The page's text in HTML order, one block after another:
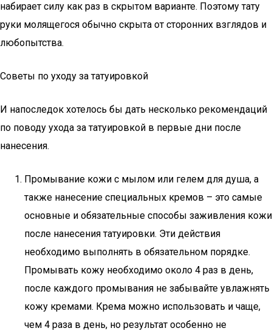
набирает силу как раз в скрытом варианте. Поэтому тату
руки молящегося обычно скрыта от сторонних взглядов и
любопытства.
Советы по уходу за татуировкой
И напоследок хотелось бы дать несколько рекомендаций
по поводу ухода за татуировкой в первые дни после
нанесения.
Промывание кожи с мылом или гелем для душа, а
также нанесение специальных кремов – это самые
основные и обязательные способы заживления кожи
после нанесения татуировки. Эти действия
необходимо выполнять в обязательном порядке.
Промывать кожу необходимо около 4 раз в день,
после каждого промывания не забывайте увлажнять
кожу кремами. Крема можно использовать и чаще,
чем 4 раза в день, но результат особенно не